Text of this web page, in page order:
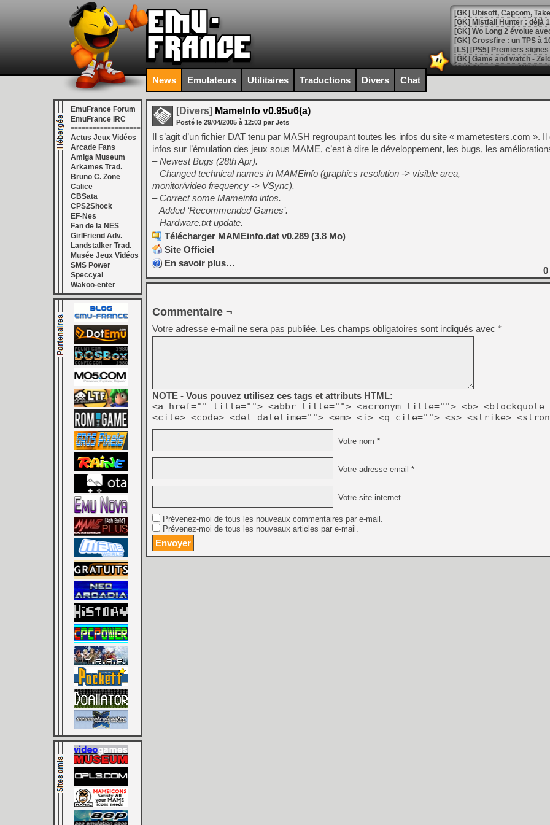
[GK] Mistfall Hunter : déjà
[GK] Wo Long 2 évolue
[GK] Crossfire : un TPS à
[LS] [PS5] Premiers
[Mo5] DOOM arrive en
[GK] Bethesda fête les 30
[GK] Roblox : l'action en
[GK] Agenda - GeForce
[GK] Devolver Digital en a
[LS] [PS5] ps5-y2jb-
[GK] Pourquoi Marvel
[GK] Test : Restory : Chill
[GK] GTA 6 : Rockstar
[GK] Hot Wheels Infinite
[GK] Mémoire cash -
[GK] Résultats Nintendo :
[GK] Déjà des
[Mo5] Brickboy cherche à
[GK] Minecraft et ses «
[GK] Beast of
[GK] Ubisoft : fin de partie
[GK] Mémoire cash -
[GK] Dan Houser (GTA)
[GK] Comment EA Sports
[GK] Crimson Moon : un
[GK] Isle of Reveries : le
[GK] Moonlighter 2 : The
[GK] Capcom relance
[GK] Guillermo del Toro
News Emulateurs Utilitaires Traductions Divers Chat
EmuFrance Forum
EmuFrance IRC
===================
Actus Jeux Vidéos
Arcade Fans
Amiga Museum
Arkames Trad.
Bruno C. Zone
Calice
CBSata
CPS2Shock
EF-Nes
Fan de la NES
GirlFriend Adv.
Landstalker Trad.
Musée Jeux Vidéos
SMS Power
Speccyal
Wakoo-enter
[Divers] MameInfo v0.95u6(a)
Posté le 29/04/2005 à 12:03 par Jets
Il s’agit d’un fichier DAT tenu par MASH regroupant toutes les infos du site « mametesters.com ». Il
infos sur l’émulation des jeux sous MAME, c’est à dire le développement, les bugs, les
– Newest Bugs (28th Apr).
– Changed technical names in MAMEinfo (graphics resolution -> visible area,
monitor/video frequency -> VSync).
– Correct some Mameinfo infos.
– Added ‘Recommended Games’.
– Hardware.txt update.
Télécharger MAMEinfo.dat v0.289 (3.8 Mo)
Site Officiel
En savoir plus…
0
Commentaire ¬
Votre adresse e-mail ne sera pas publiée. Les champs obligatoires sont indiqués avec *
NOTE - Vous pouvez utilisez ces tags et attributs HTML:
<a href="" title=""> <abbr title=""> <acronym title=""> <b> <blockquote
<cite> <code> <del datetime=""> <em> <i> <q cite=""> <s> <strike>
Votre nom *
Votre adresse email *
Votre site internet
Prévenez-moi de tous les nouveaux commentaires par e-mail.
Prévenez-moi de tous les nouveaux articles par e-mail.